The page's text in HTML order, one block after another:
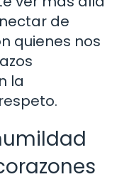
de
quienes nos
la